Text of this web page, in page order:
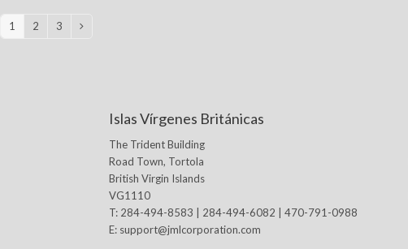
Page
1 Page
2 Page
3 Next
Islas Vírgenes Británicas
The Trident Building
Road Town, Tortola
British Virgin Islands
VG1110
T: 284-494-8583 | 284-494-6082 | 470-791-0988
E: support@jmlcorporation.com